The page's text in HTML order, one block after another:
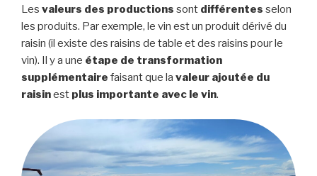
Les valeurs des productions sont différentes selon
les produits. Par exemple, le vin est un produit dérivé du
raisin (il existe des raisins de table et des raisins pour le
vin). Il y a une étape de transformation
supplémentaire faisant que la valeur ajoutée du
raisinest plus importante avec le vin.